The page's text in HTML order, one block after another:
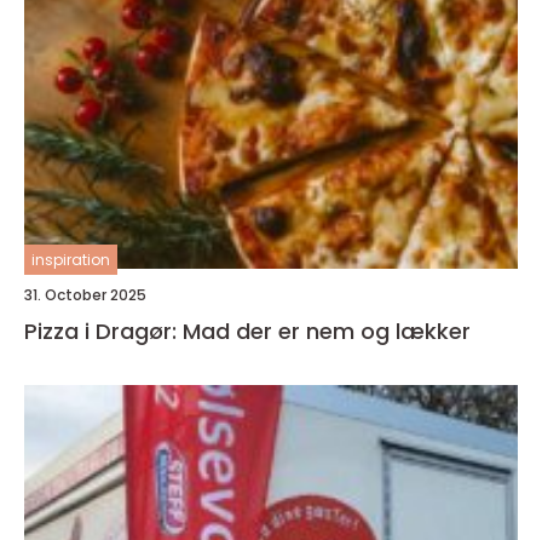
inspiration
31. October 2025
Pizza i Dragør: Mad der er nem og lækker